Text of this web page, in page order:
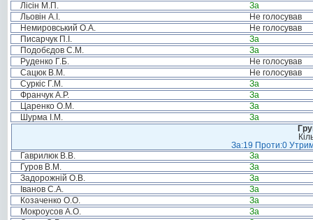
Лісін М.П.
За
Льовін А.І.
Не голосував
Немировський О.А.
Не голосував
Писарчук П.І.
За
Подобєдов С.М.
За
Руденко Г.Б.
Не голосував
Сацюк В.М.
Не голосував
Суркіс Г.М.
За
Франчук А.Р.
За
Царенко О.М.
За
Шурма І.М.
За
За:19 Проти:0
Гаврилюк В.В.
За
Гуров В.М.
За
Задорожній О.В.
За
Іванов С.А.
За
Козаченко О.О.
За
Мокроусов А.О.
За